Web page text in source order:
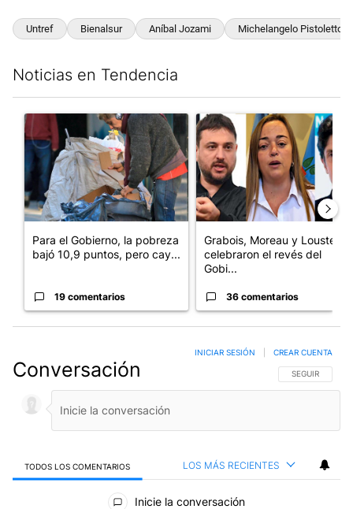
Untref Bienalsur Aníbal Jozami Michelangelo Pistoletto
Noticias en Tendencia
Un artículo de tendencia con el título "Para el Gobierno, la
Para el Gobierno, la pobreza
bajó 10,9 puntos, pero cay...
19 comentarios
Un artículo de tendencia con
Grabois, Moreau y Lousteau
celebraron el revés del
Gobi...
36 comentarios
Conversación SIGA ESTA
SEGUIR
INICIAR SESIÓN CREAR CUENTA
TODOS LOS COMENTARIOS LOS MÁS RECIENTES
Todos los comentarios
Inicie la conversación